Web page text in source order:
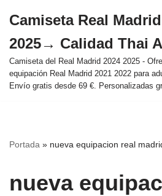
al
contenido
Camiseta Real
2025→ Calidad Thai
Camiseta del Real Madrid 2024 2025 -
equipación Real Madrid 2021 2022 para
Envío gratis desde 69 €. Personalizadas
Portada » nueva equipacion real
nueva